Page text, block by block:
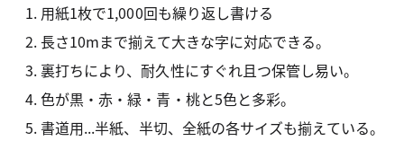
用紙1枚で1,000回も繰り返し書ける
長さ10mまで揃えて大きな字に対応できる。
裏打ちにより、耐久性にすぐれ且つ保管し易い。
色が黒・赤・緑・青・桃と5色と多彩。
書道用...半紙、半切、全紙の各サイズも揃えている。